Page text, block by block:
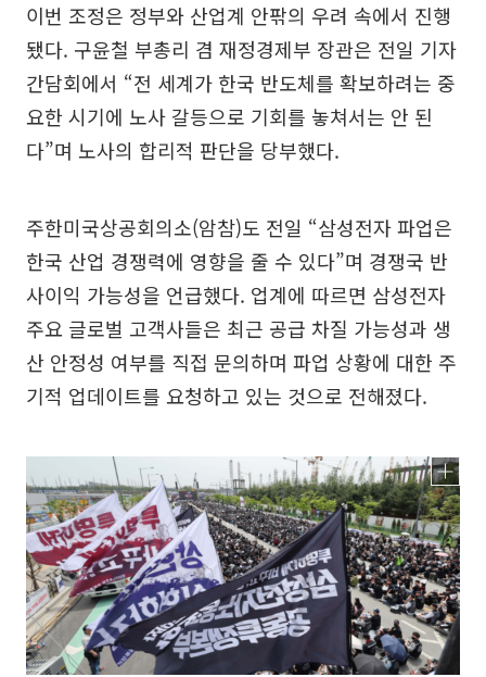
이번 조정은 정부와 산업계 안팎의 우려 속에서 진행
됐다. 구윤철 부총리 겸 재정경제부 장관은 전일 기자
간담회에서 “전 세계가 한국 반도체를 확보하려는 중
요한 시기에 노사 갈등으로 기회를 놓쳐서는 안 된
다”며 노사의 합리적 판단을 당부했다.
주한미국상공회의소(암참)도 전일 “삼성전자 파업은
한국 산업 경쟁력에 영향을 줄 수 있다”며 경쟁국 반
사이익 가능성을 언급했다. 업계에 따르면 삼성전자
주요 글로벌 고객사들은 최근 공급 차질 가능성과 생
산 안정성 여부를 직접 문의하며 파업 상황에 대한 주
기적 업데이트를 요청하고 있는 것으로 전해졌다.